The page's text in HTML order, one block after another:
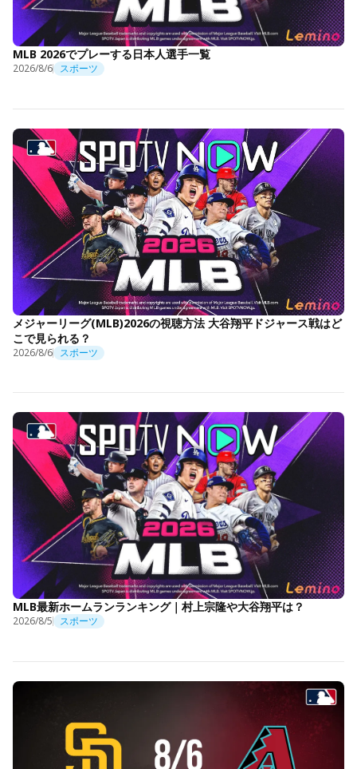
MLB 2026でプレーする日本人選手一覧
2026/8/6 スポーツ
メジャーリーグ(MLB)2026の視聴方法 大谷翔平ドジャース戦はど
こで見られる？
2026/8/6 スポーツ
MLB最新ホームランランキング｜村上宗隆や大谷翔平は？
2026/8/5 スポーツ